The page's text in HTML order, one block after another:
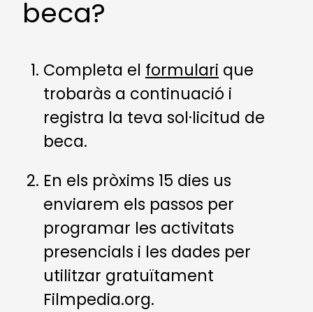
beca?
Completa el formulari que
trobaràs a continuació i
registra la teva sol·licitud de
beca.
En els pròxims 15 dies us
enviarem els passos per
programar les activitats
presencials i les dades per
utilitzar gratuïtament
Filmpedia.org.